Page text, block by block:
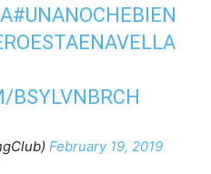
#UNANOCHEBIEN
BSYLVNBRCH
February 19, 2019